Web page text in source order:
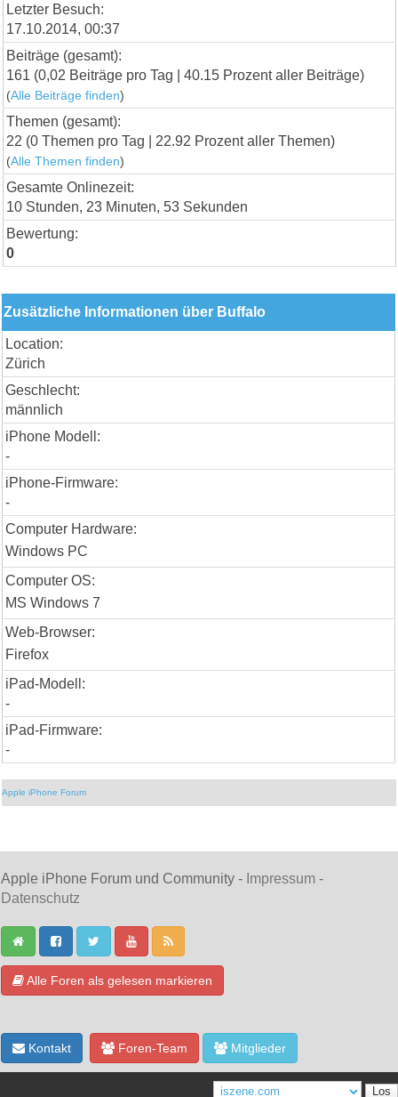
Letzter Besuch:
17.10.2014, 00:37
Beiträge (gesamt):
161 (0,02 Beiträge pro Tag | 40.15 Prozent aller Beiträge)
(Alle Beiträge finden)
Themen (gesamt):
22 (0 Themen pro Tag | 22.92 Prozent aller Themen)
(Alle Themen finden)
Gesamte Onlinezeit:
10 Stunden, 23 Minuten, 53 Sekunden
Bewertung:
0
Zusätzliche Informationen über Buffalo
Location:
Zürich
Geschlecht:
männlich
iPhone Modell:
-
iPhone-Firmware:
-
Computer Hardware:
Windows PC
Computer OS:
MS Windows 7
Web-Browser:
Firefox
iPad-Modell:
-
iPad-Firmware:
-
Apple iPhone Forum
Apple iPhone Forum und Community - Impressum -
Datenschutz
Alle Foren als gelesen markieren
Kontakt Foren-Team Mitglieder